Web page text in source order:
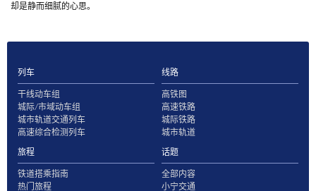
却是静而细腻的心思。
列车
干线动车组
城际/市域动车组
城市轨道交通列车
高速综合检测列车
线路
高铁图
高速铁路
城际铁路
城市轨道
旅程
铁道搭乘指南
热门旅程
话题
全部内容
小宁交通